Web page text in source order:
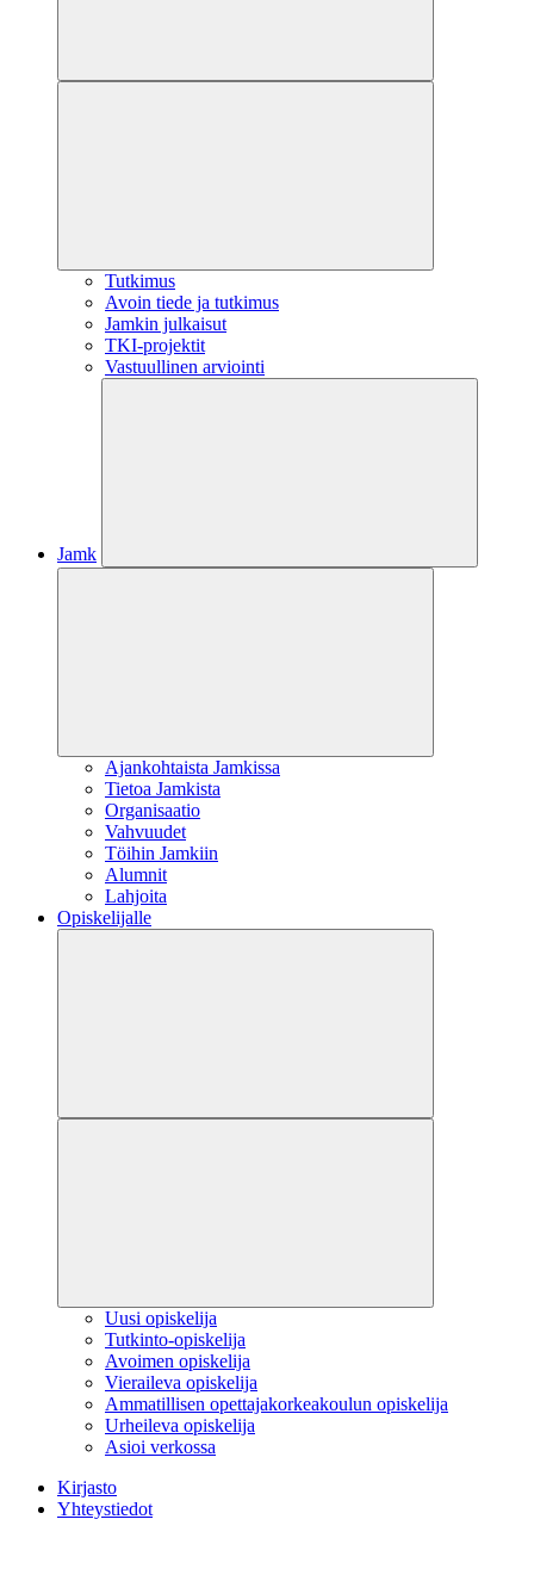
Tutkimus
Avoin tiede ja tutkimus
Jamkin julkaisut
TKI-projektit
Vastuullinen arviointi
Jamk
Ajankohtaista Jamkissa
Tietoa Jamkista
Organisaatio
Vahvuudet
Töihin Jamkiin
Alumnit
Lahjoita
Opiskelijalle
Uusi opiskelija
Tutkinto-opiskelija
Avoimen opiskelija
Vieraileva opiskelija
Ammatillisen opettajakorkeakoulun opiskelija
Urheileva opiskelija
Asioi verkossa
Kirjasto
Yhteystiedot